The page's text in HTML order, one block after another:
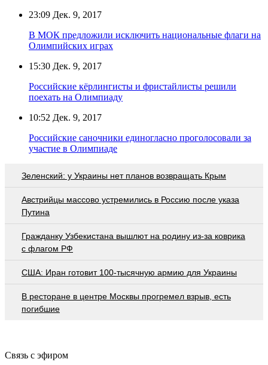
23:09 Дек. 9, 2017
В МОК предложили исключить национальные флаги на
Олимпийских играх
15:30 Дек. 9, 2017
Российские кёрлингисты и фристайлисты решили
поехать на Олимпиаду
10:52 Дек. 9, 2017
Российские саночники единогласно проголосовали за
участие в Олимпиаде
Зеленский: у Украины нет планов возвращать Крым
Австрийцы массово устремились в Россию после указа
Путина
Гражданку Узбекистана вышлют на родину из-за коврика
с флагом РФ
США: Иран готовит 100-тысячную армию для Украины
В ресторане в центре Москвы прогремел взрыв, есть
погибшие
Связь с эфиром